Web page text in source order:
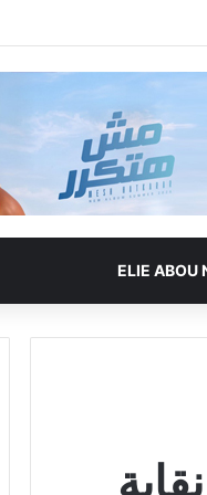
ELIE ABOU